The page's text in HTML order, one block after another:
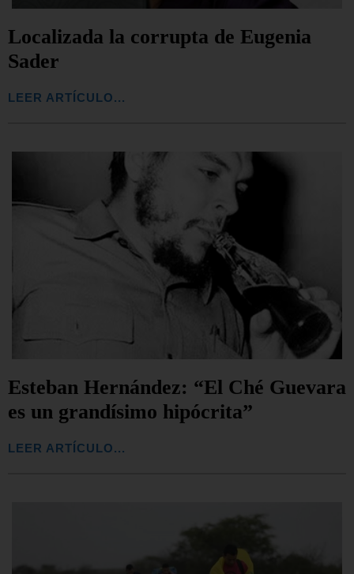
Localizada la corrupta de Eugenia
Sader
LEER ARTÍCULO...
Esteban Hernández: “El Ché Guevara
es un grandísimo hipócrita”
LEER ARTÍCULO...